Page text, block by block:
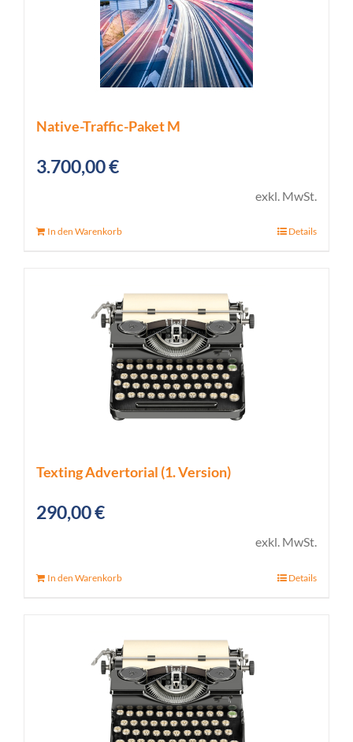
Native-Traffic-Paket M
3.700,00€
exkl. MwSt.
In den Warenkorb Details
Texting Advertorial (1. Version)
290,00€
exkl. MwSt.
In den Warenkorb Details